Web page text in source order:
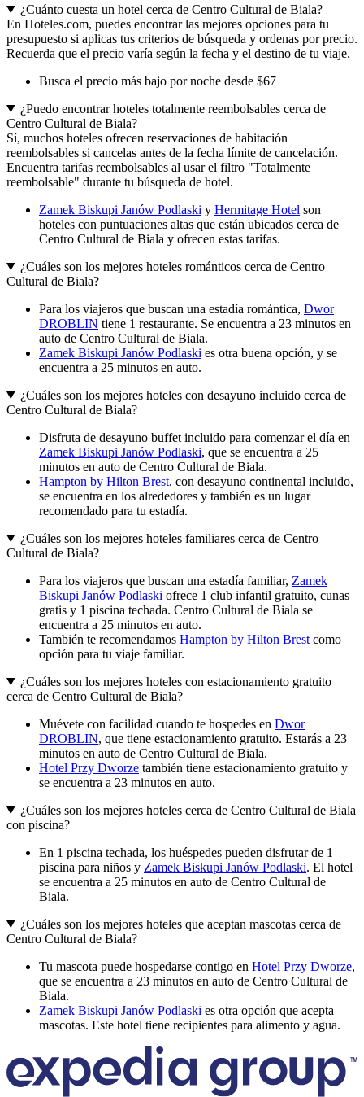
¿Cuánto cuesta un hotel cerca de Centro Cultural de Biala?
En Hoteles.com, puedes encontrar las mejores opciones para tu
presupuesto si aplicas tus criterios de búsqueda y ordenas por precio.
Recuerda que el precio varía según la fecha y el destino de tu viaje.
Busca el precio más bajo por noche desde $67
¿Puedo encontrar hoteles totalmente reembolsables cerca de
Centro Cultural de Biala?
Sí, muchos hoteles ofrecen reservaciones de habitación
reembolsables si cancelas antes de la fecha límite de cancelación.
Encuentra tarifas reembolsables al usar el filtro "Totalmente
reembolsable" durante tu búsqueda de hotel.
Zamek Biskupi Janów Podlaski y Hermitage Hotel son
hoteles con puntuaciones altas que están ubicados cerca de
Centro Cultural de Biala y ofrecen estas tarifas.
¿Cuáles son los mejores hoteles románticos cerca de Centro
Cultural de Biala?
Para los viajeros que buscan una estadía romántica, Dwor
DROBLIN tiene 1 restaurante. Se encuentra a 23 minutos en
auto de Centro Cultural de Biala.
Zamek Biskupi Janów Podlaski es otra buena opción, y se
encuentra a 25 minutos en auto.
¿Cuáles son los mejores hoteles con desayuno incluido cerca de
Centro Cultural de Biala?
Disfruta de desayuno buffet incluido para comenzar el día en
Zamek Biskupi Janów Podlaski, que se encuentra a 25
minutos en auto de Centro Cultural de Biala.
Hampton by Hilton Brest, con desayuno continental incluido,
se encuentra en los alrededores y también es un lugar
recomendado para tu estadía.
¿Cuáles son los mejores hoteles familiares cerca de Centro
Cultural de Biala?
Para los viajeros que buscan una estadía familiar, Zamek
Biskupi Janów Podlaski ofrece 1 club infantil gratuito, cunas
gratis y 1 piscina techada. Centro Cultural de Biala se
encuentra a 25 minutos en auto.
También te recomendamos Hampton by Hilton Brest como
opción para tu viaje familiar.
¿Cuáles son los mejores hoteles con estacionamiento gratuito
cerca de Centro Cultural de Biala?
Muévete con facilidad cuando te hospedes en Dwor
DROBLIN, que tiene estacionamiento gratuito. Estarás a 23
minutos en auto de Centro Cultural de Biala.
Hotel Przy Dworze también tiene estacionamiento gratuito y
se encuentra a 23 minutos en auto.
¿Cuáles son los mejores hoteles cerca de Centro Cultural de Biala
con piscina?
En 1 piscina techada, los huéspedes pueden disfrutar de 1
piscina para niños y Zamek Biskupi Janów Podlaski. El hotel
se encuentra a 25 minutos en auto de Centro Cultural de
Biala.
¿Cuáles son los mejores hoteles que aceptan mascotas cerca de
Centro Cultural de Biala?
Tu mascota puede hospedarse contigo en Hotel Przy Dworze,
que se encuentra a 23 minutos en auto de Centro Cultural de
Biala.
Zamek Biskupi Janów Podlaski es otra opción que acepta
mascotas. Este hotel tiene recipientes para alimento y agua.